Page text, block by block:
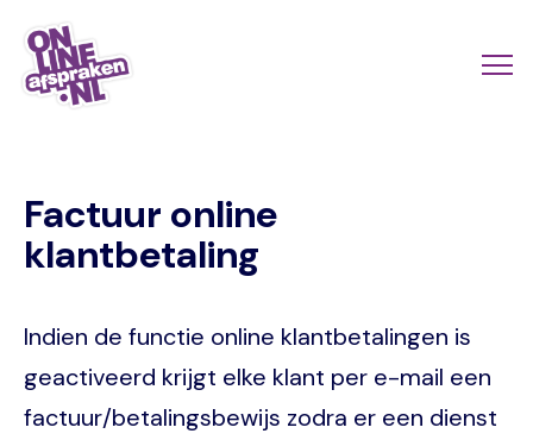
Skip
main
Factuur online
klantbetaling
Indien de functie online klantbetalingen is
geactiveerd krijgt elke klant per e-mail een
factuur/betalingsbewijs zodra er een dienst